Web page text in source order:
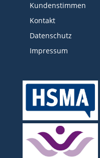
Kundenstimmen
Kontakt
Datenschutz
Impressum